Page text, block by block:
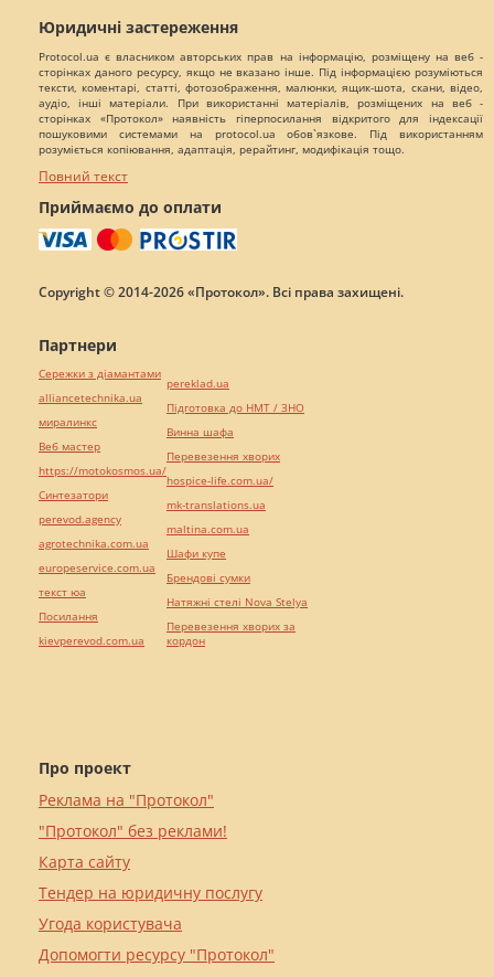
Юридичні застереження
Protocol.ua є власником авторських прав на інформацію, розміщену на веб -
сторінках даного ресурсу, якщо не вказано інше. Під інформацією розуміються
тексти, коментарі, статті, фотозображення, малюнки, ящик-шота, скани, відео,
аудіо, інші матеріали. При використанні матеріалів, розміщених на веб -
сторінках «Протокол» наявність гіперпосилання відкритого для індексації
пошуковими системами на protocol.ua обов`язкове. Під використанням
розуміється копіювання, адаптація, рерайтинг, модифікація тощо.
Повний текст
Приймаємо до оплати
Copyright © 2014-2026 «Протокол». Всі права захищені.
Про проект
Реклама на "Протокол"
"Протокол" без реклами!
Карта сайту
Тендер на юридичну послугу
Угода користувача
Допомогти ресурсу "Протокол"
Партнери
Сережки з діамантами
alliancetechnika.ua
миралинкс
Веб мастер
https://motokosmos.ua/
Синтезатори
perevod.agency
agrotechnika.com.ua
europeservice.com.ua
текст юа
Посилання
kievperevod.com.ua
pereklad.ua
Підготовка до НМТ / ЗНО
Винна шафа
Перевезення хворих
hospice-life.com.ua/
mk-translations.ua
maltina.com.ua
Шафи купе
Брендові сумки
Натяжні стелі Nova Stelya
Перевезення хворих за
кордон